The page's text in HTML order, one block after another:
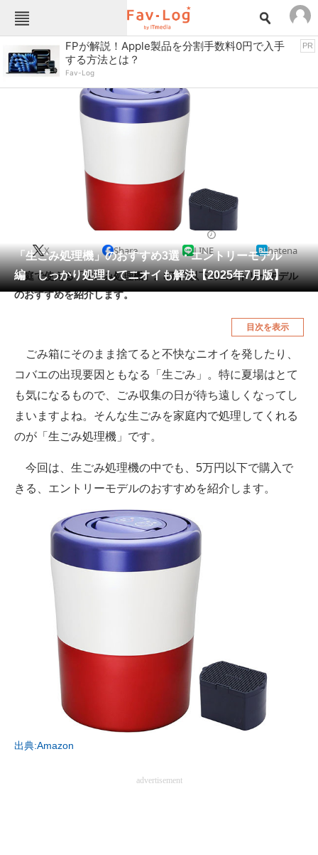
Fav-Logカテゴリー一覧
TOP
インテリア・収納 おもちゃ・ホビー
キッチン家電
ゲーム
コンテンツ・サービス スイーツ・お菓子
スマホ・携帯電話
パソコン・タブレット ファッション
ペット 家電
工具・DIY 本・DVD・CD
釣り具・釣り用品 食品・飲料・お酒
食器・グラス・カトラリー
注目記事を集めた総合ページ
ITの今と未来を見通す
スマホと通信の最新トレンド
進化するPCとデバイスの未来
好きが集まる 比べて選べる
ビジネスと働き方のヒント
AI活用のいまが分かる
企業ITのトレンドを詳説
経営リーダーのコミュニティ
FPが解説！Apple製品を分割手数料0円で入手
する方法とは？
Fav-Log
PR
「生ごみ処理機」のおすすめ3選・エントリーモデル
編 しっかり処理してニオイも解決【2025年7月版】
X Share LINE hatena
家庭で使える「生ごみ処理機」。5万円以下のエントリーモデル
のおすすめを紹介します。
目次を表示
ごみ箱にそのまま捨てると不快なニオイを発したり、
コバエの出現要因ともなる「生ごみ」。特に夏場はとて
も気になるもので、ごみ収集の日が待ち遠しくなってし
まいますよね。そんな生ごみを家庭内で処理してくれる
のが「生ごみ処理機」です。
今回は、生ごみ処理機の中でも、5万円以下で購入で
きる、エントリーモデルのおすすめを紹介します。
出典:Amazon
advertisement